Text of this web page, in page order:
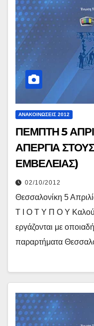
ΑΝΑΚΟΙΝΏΣΕΙΣ 2012
ΠΕΜΠΤΗ 5
ΑΠΕΡΓΙΑ
ΕΜΒΕΛΕΙΑΣ)
02/10/2012
Θεσσαλονίκη 5
Τ Ι Ο Τ Υ Π Ο Υ
εργάζονται με
παραρτήματα